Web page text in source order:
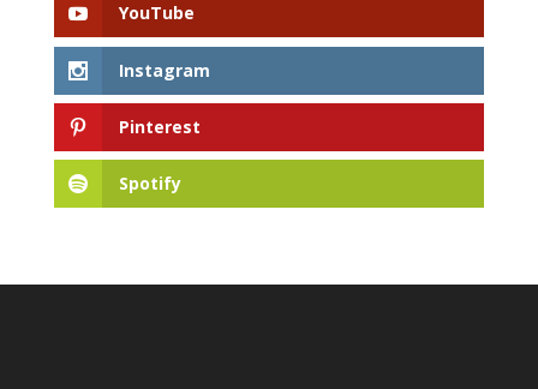
YouTube
Instagram
Pinterest
Spotify